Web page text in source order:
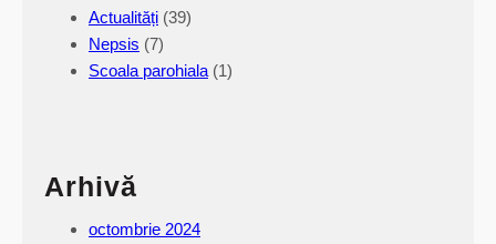
u
r
g
Actualități (39)
Nepsis (7)
Scoala parohiala (1)
Arhivă
octombrie 2024